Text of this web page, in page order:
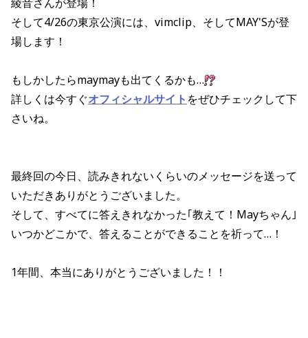
そして4/26の東京公演には、vimclip、そしてMAY'Sが登
場します！
もしかしたらmaymayも出てくるかも…
詳しくは今すぐオフィシャルサイト をぜひチェックして下
さいね。
最終回の今日、読みきれないくらいのメッセージを送って
いただきありがとうございました。
そして、すべてに答えきれなかった｢教えて！Mayちゃん｣
いつかどこかで、答えることができることを祈って…！
1年間、本当にありがとうございました！！